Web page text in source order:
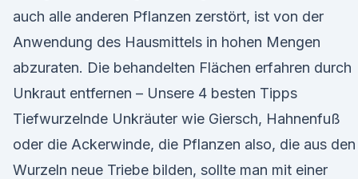
auch alle anderen Pflanzen zerstört, ist von der
Anwendung des Hausmittels in hohen Mengen
abzuraten. Die behandelten Flächen erfahren durch
Unkraut entfernen – Unsere 4 besten Tipps
Tiefwurzelnde Unkräuter wie Giersch, Hahnenfuß
oder die Ackerwinde, die Pflanzen also, die aus den
Wurzeln neue Triebe bilden, sollte man mit einer